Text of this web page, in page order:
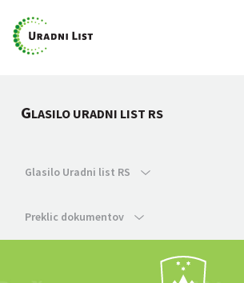
GLASILO URADNI LIST RS
Glasilo Uradni list RS
Preklic dokumentov